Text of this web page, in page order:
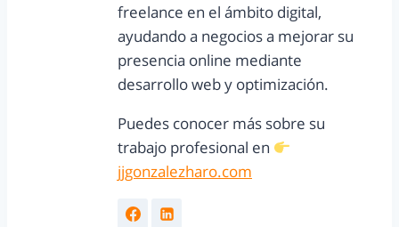
freelance en el ámbito digital,
ayudando a negocios a mejorar su
presencia online mediante
desarrollo web y optimización.
Puedes conocer más sobre su
trabajo profesional en
jjgonzalezharo.com